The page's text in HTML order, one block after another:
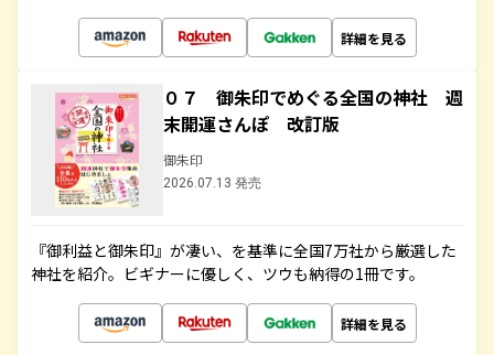
詳細を見る
０７ 御朱印でめぐる全国の神社 週
末開運さんぽ 改訂版
御朱印
2026.07.13 発売
『御利益と御朱印』が凄い、を基準に全国7万社から厳選した
神社を紹介。ビギナーに優しく、ツウも納得の1冊です。
詳細を見る